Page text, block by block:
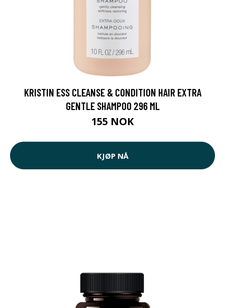
KRISTIN ESS CLEANSE & CONDITION HAIR EXTRA
GENTLE SHAMPOO 296 ML
155 NOK
KJØP NÅ